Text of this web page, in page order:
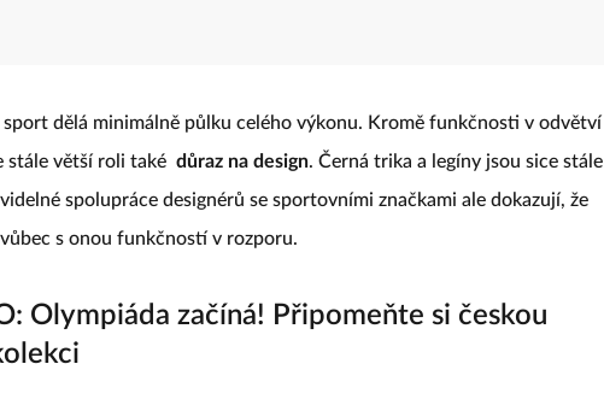
dělá minimálně půlku celého výkonu. Kromě funkčnosti v odvětví
stále větší roli také důraz na design. Černá trika a legíny jsou sice stále
spolupráce designérů se sportovními značkami ale dokazují, že
s onou funkčností v rozporu.
Olympiáda začíná! Připomeňte si českou